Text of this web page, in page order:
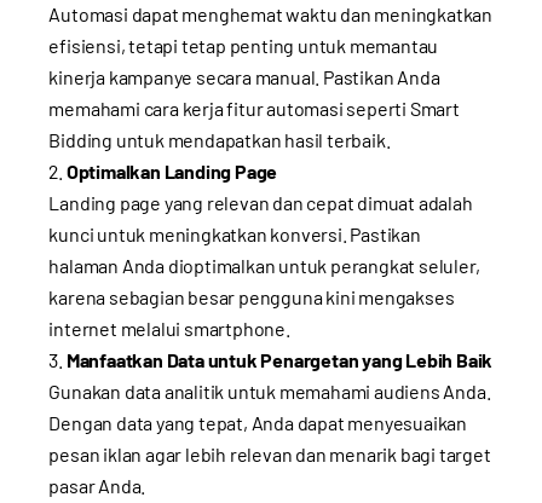
Automasi dapat menghemat waktu dan meningkatkan
efisiensi, tetapi tetap penting untuk memantau
kinerja kampanye secara manual. Pastikan Anda
memahami cara kerja fitur automasi seperti Smart
Bidding untuk mendapatkan hasil terbaik.
Optimalkan Landing Page
Landing page yang relevan dan cepat dimuat adalah
kunci untuk meningkatkan konversi. Pastikan
halaman Anda dioptimalkan untuk perangkat seluler,
karena sebagian besar pengguna kini mengakses
internet melalui smartphone.
Manfaatkan Data untuk Penargetan yang Lebih Baik
Gunakan data analitik untuk memahami audiens Anda.
Dengan data yang tepat, Anda dapat menyesuaikan
pesan iklan agar lebih relevan dan menarik bagi target
pasar Anda.